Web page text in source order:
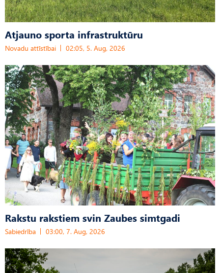
Atjauno sporta infrastruktūru
Novadu attīstībai 02:05, 5. Aug, 2026
Rakstu rakstiem svin Zaubes simtgadi
Sabiedrība 03:00, 7. Aug, 2026